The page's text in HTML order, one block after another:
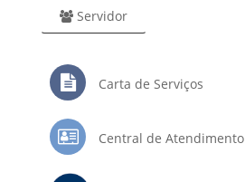
Servidor
Carta de Serviços
Central de Atendimento